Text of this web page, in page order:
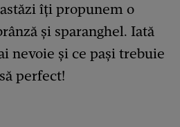
îți propunem o
și sparanghel. Iată
nevoie și ce pași trebuie
perfect!